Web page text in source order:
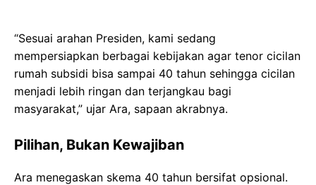
“Sesuai arahan Presiden, kami sedang
mempersiapkan berbagai kebijakan agar tenor cicilan
rumah subsidi bisa sampai 40 tahun sehingga cicilan
menjadi lebih ringan dan terjangkau bagi
masyarakat,” ujar Ara, sapaan akrabnya.
Pilihan, Bukan Kewajiban
Ara menegaskan skema 40 tahun bersifat opsional.